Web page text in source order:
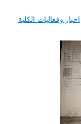
اخبار وفعاليات الكلية